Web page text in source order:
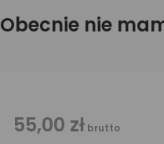
Obecnie nie
55,00 zł brutto